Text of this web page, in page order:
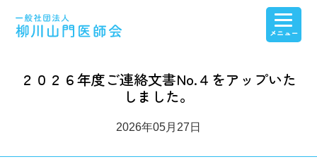
医師会紹介・産業保健センター紹介
２０２６年度ご連絡文書No.４をアップいた
しました。
2026年05月27日